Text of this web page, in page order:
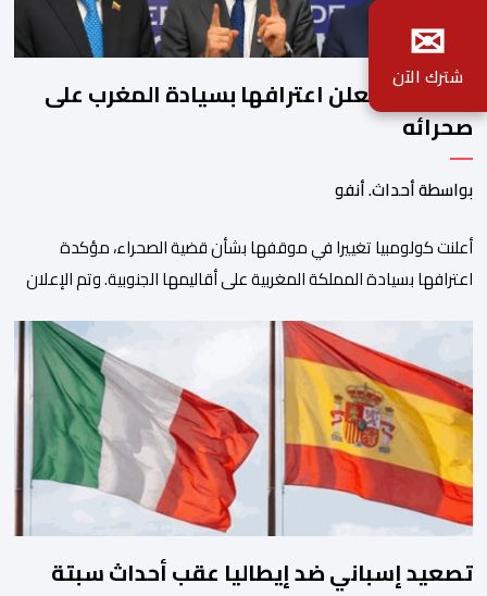
كولومبيا تعلن اعترافها بسيادة المغرب على
صحرائه
بواسطة أحداث. أنفو
أعلنت كولومبيا تغييرا في موقفها بشأن قضية الصحراء، مؤكدة
اعترافها بسيادة المملكة المغربية على أقاليمها الجنوبية. وتم الإعلان
الخارجية والتعاون الافريقي والمغاربة المقيمين بالخارج، ناصر بوريطة،
ونائب رئيس جمهورية كولومبيا، خوسيه مانويل ريستريبو، بحضور وزير
العلاقات الخارجية عمر بولا إسكوبار. وبهذه المناسبة، أكد السيد […]
تصعيد إسباني ضد إيطاليا عقب أحداث سبتة
✉
شترك الآن